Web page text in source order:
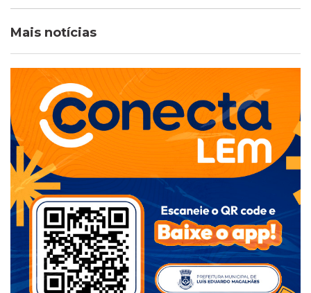
Mais notícias